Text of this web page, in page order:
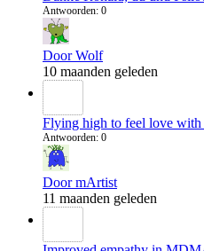
Antwoorden: 0
Door Wolf
10 maanden geleden
Flying high to feel love with
Antwoorden: 0
Door mArtist
11 maanden geleden